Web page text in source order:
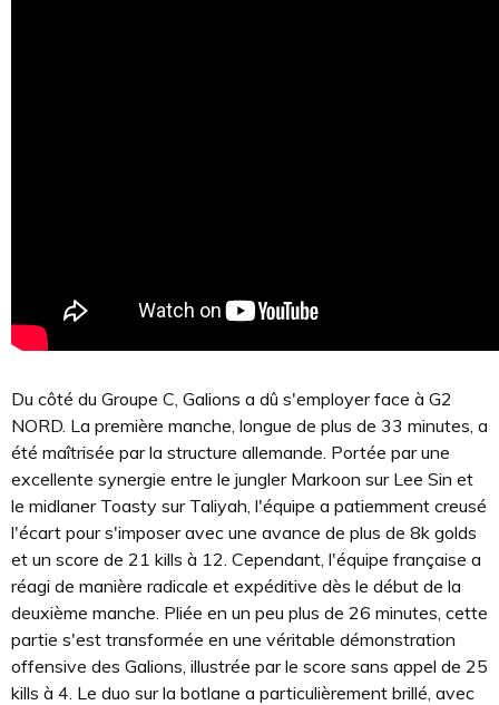
Du côté du Groupe C, Galions a dû s'employer face à G2
NORD. La première manche, longue de plus de 33 minutes, a
été maîtrisée par la structure allemande. Portée par une
excellente synergie entre le jungler Markoon sur Lee Sin et
le midlaner Toasty sur Taliyah, l'équipe a patiemment creusé
l'écart pour s'imposer avec une avance de plus de 8k golds
et un score de 21 kills à 12. Cependant, l'équipe française a
réagi de manière radicale et expéditive dès le début de la
deuxième manche. Pliée en un peu plus de 26 minutes, cette
partie s'est transformée en une véritable démonstration
offensive des Galions, illustrée par le score sans appel de 25
kills à 4. Le duo sur la botlane a particulièrement brillé, avec